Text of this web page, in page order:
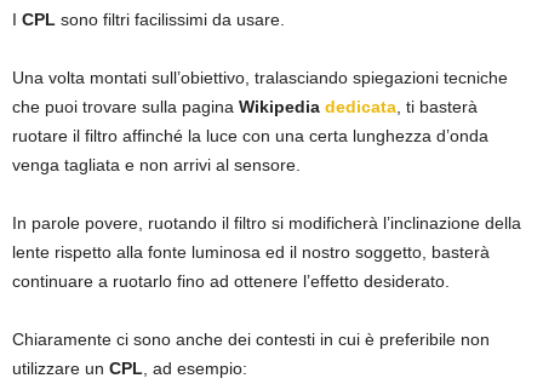
I CPL sono filtri facilissimi da usare.
Una volta montati sull’obiettivo, tralasciando spiegazioni tecniche
che puoi trovare sulla pagina Wikipedia dedicata , ti basterà
ruotare il filtro affinché la luce con una certa lunghezza d’onda
venga tagliata e non arrivi al sensore.
In parole povere, ruotando il filtro si modificherà l’inclinazione della
lente rispetto alla fonte luminosa ed il nostro soggetto, basterà
continuare a ruotarlo fino ad ottenere l’effetto desiderato.
Chiaramente ci sono anche dei contesti in cui è preferibile non
utilizzare un CPL , ad esempio: